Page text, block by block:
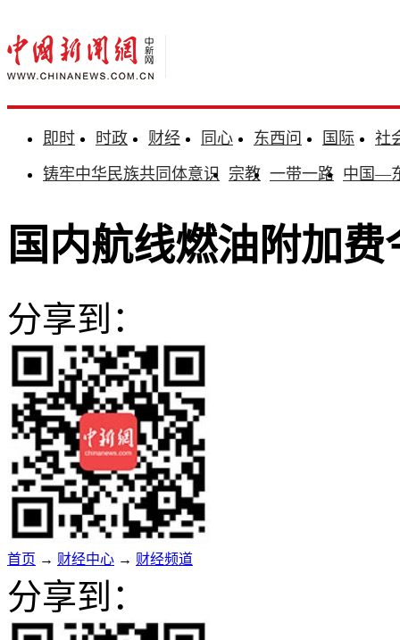
即时 时政 财经 同心 东西问 国际
社
铸牢中华民族共同体意识 宗教 一带一路 中国—
国内航线燃油附加费
分享到：
首页 → 财经中心 → 财经频道
分享到：